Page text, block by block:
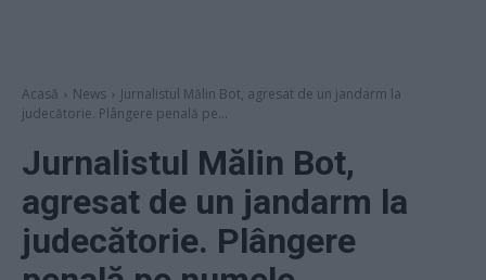
Acasă News
Jurnalistul Mălin Bot, agresat de un jandarm la
judecătorie. Plângere penală pe...
Jurnalistul Mălin Bot,
agresat de un jandarm la
judecătorie. Plângere